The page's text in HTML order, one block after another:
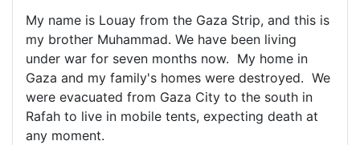
My name is Louay from the Gaza Strip, and this is
my brother Muhammad. We have been living
under war for seven months now. My home in
Gaza and my family's homes were destroyed. We
were evacuated from Gaza City to the south in
Rafah to live in mobile tents, expecting death at
any moment.